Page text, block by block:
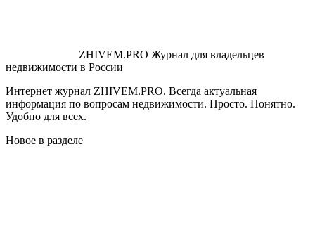
ZHIVEM.PRO Журнал для владельцев
недвижимости в России
Интернет журнал ZHIVEM.PRO. Всегда актуальная
информация по вопросам недвижимости. Просто. Понятно.
Удобно для всех.
Новое в разделе